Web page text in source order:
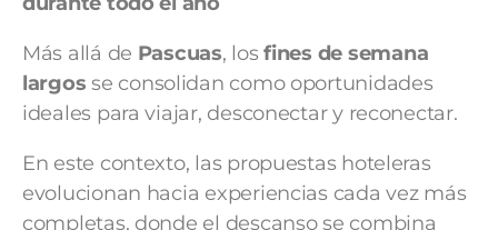
Más allá de Pascuas, losfines de semana
largos se consolidan como oportunidades
ideales para viajar, desconectar y reconectar.
En este contexto, las propuestas hoteleras
evolucionan hacia experiencias cada vez más
completas, donde el descanso se combina